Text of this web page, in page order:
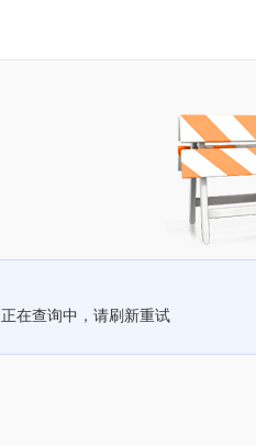
正在查询中，请刷新重试